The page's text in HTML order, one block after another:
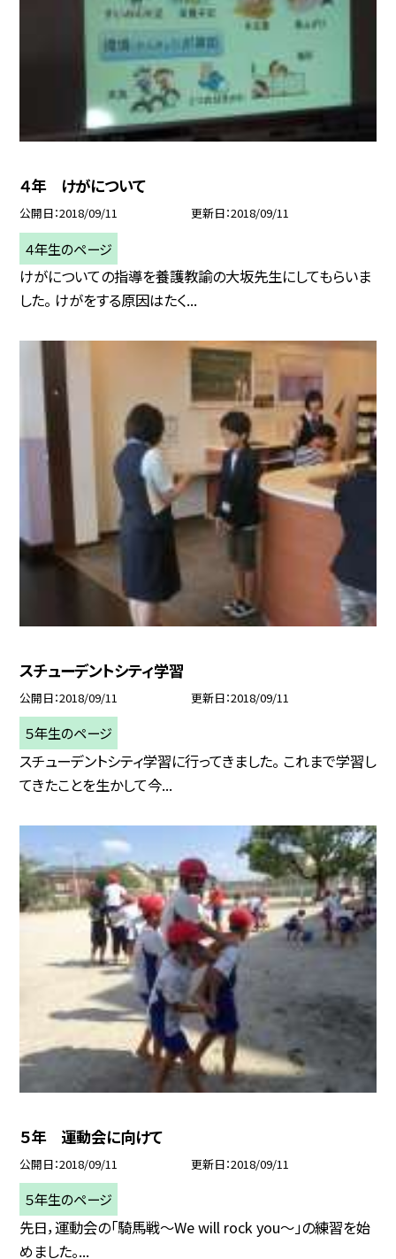
４年 けがについて
公開日 2018/09/11 更新日 2018/09/11
４年生のページ
けがについての指導を養護教諭の大坂先生にしてもらいま
した。 けがをする原因はたく...
スチューデントシティ学習
公開日 2018/09/11 更新日 2018/09/11
５年生のページ
スチューデントシティ学習に行ってきました。 これまで学習し
てきたことを生かして今...
５年 運動会に向けて
公開日 2018/09/11 更新日 2018/09/11
５年生のページ
先日，運動会の「騎馬戦〜We will rock you〜」の練習を始
めました。...